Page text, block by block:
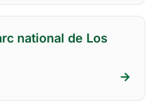
national de Los
→